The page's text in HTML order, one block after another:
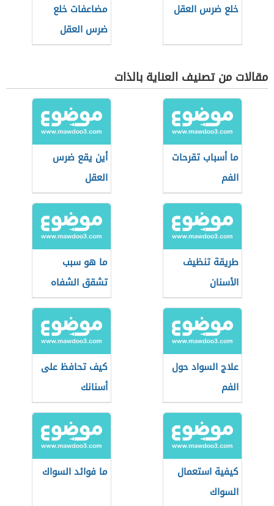
خلع ضرس العقل
مضاعفات خلع
ضرس العقل
مقالات من تصنيف العناية بالذات
ما أسباب تقرحات
الفم
أين يقع ضرس
العقل
طريقة تنظيف
الأسنان
ما هو سبب
تشقق الشفاه
علاج السواد حول
الفم
كيف تحافظ على
أسنانك
كيفية استعمال
السواك
ما فوائد السواك